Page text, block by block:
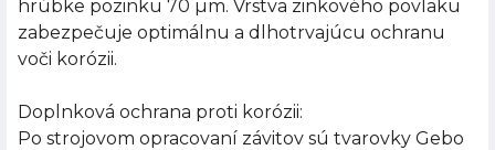
hrúbke pozinku 70 µm. Vrstva zinkového povlaku
zabezpečuje optimálnu a dlhotrvajúcu ochranu
voči korózii.
Doplnková ochrana proti korózii:
Po strojovom opracovaní závitov sú tvarovky Gebo